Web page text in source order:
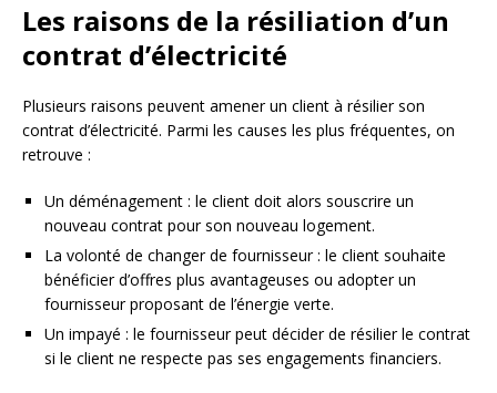
Les raisons de la résiliation d’un
contrat d’électricité
Plusieurs raisons peuvent amener un client à résilier son
contrat d’électricité. Parmi les causes les plus fréquentes, on
retrouve :
Un déménagement : le client doit alors souscrire un
nouveau contrat pour son nouveau logement.
La volonté de changer de fournisseur : le client souhaite
bénéficier d’offres plus avantageuses ou adopter un
fournisseur proposant de l’énergie verte.
Un impayé : le fournisseur peut décider de résilier le contrat
si le client ne respecte pas ses engagements financiers.